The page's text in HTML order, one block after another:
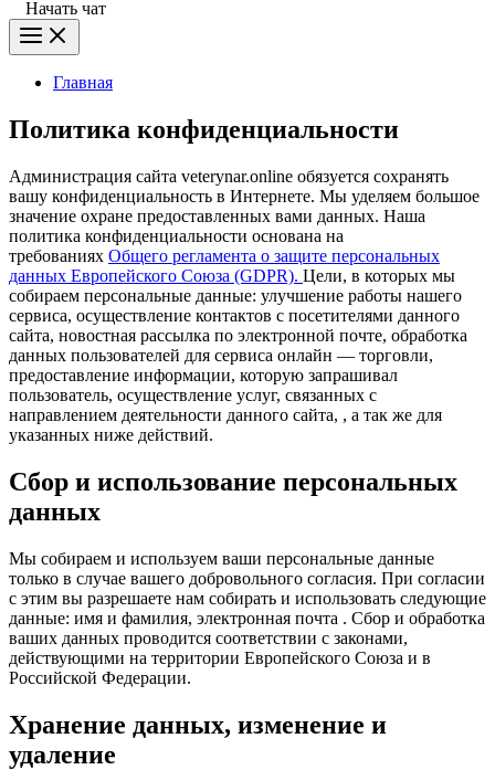
Начать чат
Главная
Политика конфиденциальности
Администрация сайта veterynar.online обязуется сохранять
вашу конфиденциальность в Интернете. Мы уделяем большое
значение охране предоставленных вами данных. Наша
политика конфиденциальности основана на
требованиях Общего регламента о защите персональных
данных Европейского Союза (GDPR). Цели, в которых мы
собираем персональные данные: улучшение работы нашего
сервиса, осуществление контактов с посетителями данного
сайта, новостная рассылка по электронной почте, обработка
данных пользователей для сервиса онлайн — торговли,
предоставление информации, которую запрашивал
пользователь, осуществление услуг, связанных с
направлением деятельности данного сайта, , а так же для
указанных ниже действий.
Сбор и использование персональных
данных
Мы собираем и используем ваши персональные данные
только в случае вашего добровольного согласия. При согласии
с этим вы разрешаете нам собирать и использовать следующие
данные: имя и фамилия, электронная почта . Сбор и обработка
ваших данных проводится соответствии с законами,
действующими на территории Европейского Союза и в
Российской Федерации.
Хранение данных, изменение и
удаление